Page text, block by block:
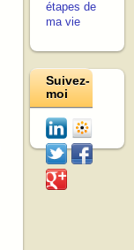
étapes de
ma vie
Suivez-
moi